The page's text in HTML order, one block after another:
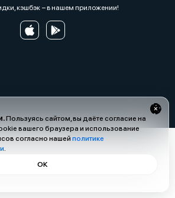
Пользуясь сайтом, вы даёте согласие на
вашего браузера и использование
согласно нашей политике
.
ОК
кэшбэк − в нашем приложении!